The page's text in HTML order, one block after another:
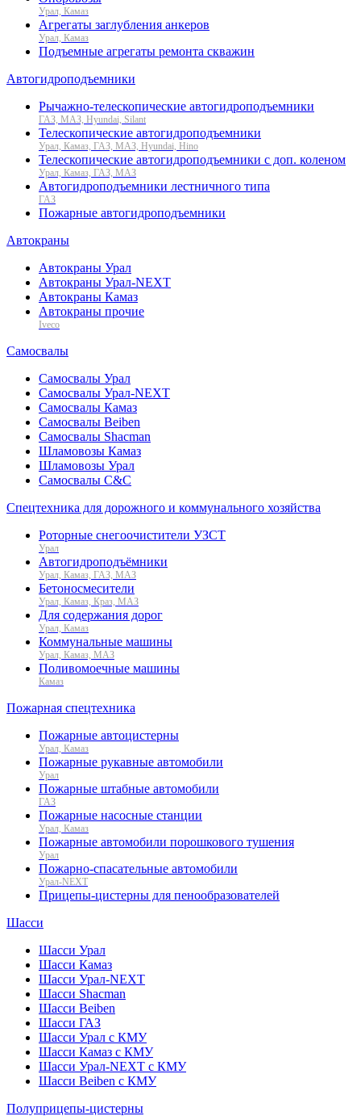
Урал, Камаз
Агрегаты заглубления анкеров
Урал, Камаз
Подъемные агрегаты ремонта скважин
Автогидроподъемники
Рычажно-телескопические автогидроподъемники
ГАЗ, МАЗ, Hyundai, Silant
Телескопические автогидроподъемники
Урал, Камаз, ГАЗ, МАЗ, Hyundai, Hino
Телескопические автогидроподъемники с доп. коленом
Урал, Камаз, ГАЗ, МАЗ
Автогидроподъемники лестничного типа
ГАЗ
Пожарные автогидроподъемники
Автокраны
Автокраны Урал
Автокраны Урал-NEXT
Автокраны Камаз
Автокраны прочие
Iveco
Самосвалы
Самосвалы Урал
Самосвалы Урал-NEXT
Самосвалы Камаз
Самосвалы Beiben
Самосвалы Shacman
Шламовозы Камаз
Шламовозы Урал
Самосвалы C&C
Спецтехника для дорожного и коммунального хозяйства
Роторные снегоочистители УЗСТ
Урал
Автогидроподъёмники
Урал, Камаз, ГАЗ, МАЗ
Бетоносмесители
Урал, Камаз, Краз, МАЗ
Для содержания дорог
Урал, Камаз
Коммунальные машины
Урал, Камаз, МАЗ
Поливомоечные машины
Камаз
Пожарная спецтехника
Пожарные автоцистерны
Урал, Камаз
Пожарные рукавные автомобили
Урал
Пожарные штабные автомобили
ГАЗ
Пожарные насосные станции
Урал, Камаз
Пожарные автомобили порошкового тушения
Урал
Пожарно-спасательные автомобили
Урал-NEXT
Прицепы-цистерны для пенообразователей
Шасси
Шасси Урал
Шасси Камаз
Шасси Урал-NEXT
Шасси Shacman
Шасси Beiben
Шасси ГАЗ
Шасси Урал с КМУ
Шасси Камаз с КМУ
Шасси Урал-NEXT с КМУ
Шасси Beiben с КМУ
Полуприцепы-цистерны